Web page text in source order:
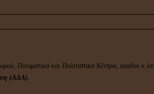
Πνευματικά και Πολιτιστικά Κέντρα, studios
(ΑΔΑ).